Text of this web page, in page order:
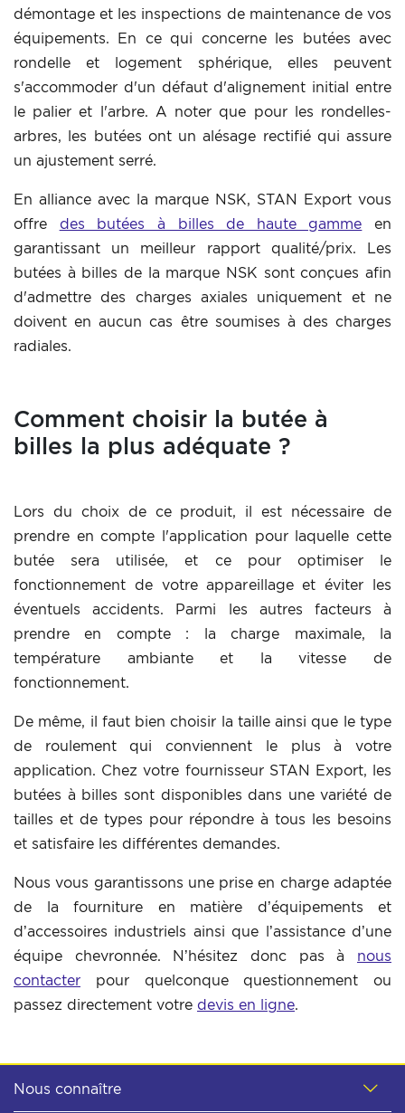
démontage et les inspections de maintenance de vos
équipements. En ce qui concerne les butées avec
rondelle et logement sphérique, elles peuvent
s'accommoder d'un défaut d'alignement initial entre
le palier et l'arbre. A noter que pour les rondelles-
arbres, les butées ont un alésage rectifié qui assure
un ajustement serré.
En alliance avec la marque NSK, STAN Export vous
offre des butées à billes de haute gamme en
garantissant un meilleur rapport qualité/prix. Les
butées à billes de la marque NSK sont conçues afin
d'admettre des charges axiales uniquement et ne
doivent en aucun cas être soumises à des charges
radiales.
Comment choisir la butée à
billes la plus adéquate ?
Lors du choix de ce produit, il est nécessaire de
prendre en compte l'application pour laquelle cette
butée sera utilisée, et ce pour optimiser le
fonctionnement de votre appareillage et éviter les
éventuels accidents. Parmi les autres facteurs à
prendre en compte : la charge maximale, la
température ambiante et la vitesse de
fonctionnement.
De même, il faut bien choisir la taille ainsi que le type
de roulement qui conviennent le plus à votre
application. Chez votre fournisseur STAN Export, les
butées à billes sont disponibles dans une variété de
tailles et de types pour répondre à tous les besoins
et satisfaire les différentes demandes.
Nous vous garantissons une prise en charge adaptée
de la fourniture en matière d’équipements et
d’accessoires industriels ainsi que l’assistance d’une
équipe chevronnée. N’hésitez donc pas à nous
contacter pour quelconque questionnement ou
passez directement votre devis en ligne.
Nous connaître